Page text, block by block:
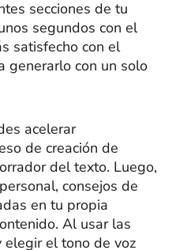
secciones de tu
segundos con el
satisfecho con el
generarlo con un solo
acelerar
de creación de
del texto. Luego,
consejos de
en tu propia
Al usar las
elegir el tono de voz